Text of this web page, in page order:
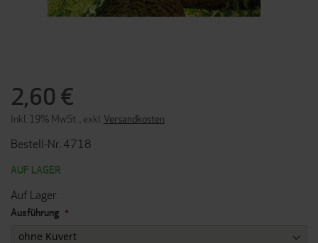
2,60 €
Inkl. 19% MwSt. exkl. Versandkosten
Bestell-Nr. 4718
AUF LAGER
Auf Lager
Ausführung
SPRINGEN